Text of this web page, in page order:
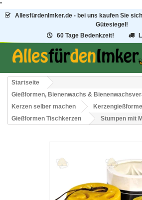
"
AllesfürdenImker.de - bei uns kaufen Sie
Gütesiegel!
60 Tage Bedenkzeit!
Startseite
Gießformen, Bienenwachs &
Kerzen selber machen
Gießformen Tischkerzen
Stumpen mit